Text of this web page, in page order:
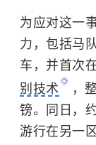
为应对这一
力，包括马
车，并首次
别技术
，
镑。同日，
游行在另一